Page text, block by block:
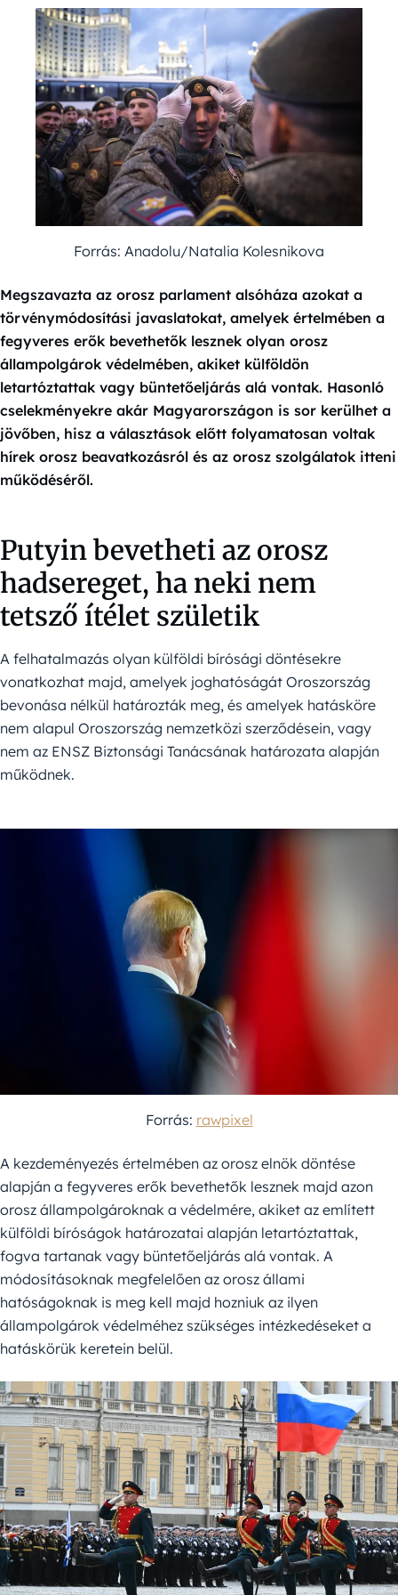
Forrás: Anadolu/Natalia Kolesnikova
Megszavazta az orosz parlament alsóháza azokat a
törvénymódosítási javaslatokat, amelyek értelmében a
fegyveres erők bevethetők lesznek olyan orosz
állampolgárok védelmében, akiket külföldön
letartóztattak vagy büntetőeljárás alá vontak. Hasonló
cselekményekre akár Magyarországon is sor kerülhet a
jövőben, hisz a választások előtt folyamatosan voltak
hírek orosz beavatkozásról és az orosz szolgálatok itteni
működéséről.
Putyin bevetheti az orosz
hadsereget, ha neki nem
tetsző ítélet születik
A felhatalmazás olyan külföldi bírósági döntésekre
vonatkozhat majd, amelyek joghatóságát Oroszország
bevonása nélkül határozták meg, és amelyek hatásköre
nem alapul Oroszország nemzetközi szerződésein, vagy
nem az ENSZ Biztonsági Tanácsának határozata alapján
működnek.
Forrás: rawpixel
A kezdeményezés értelmében az orosz elnök döntése
alapján a fegyveres erők bevethetők lesznek majd azon
orosz állampolgároknak a védelmére, akiket az említett
külföldi bíróságok határozatai alapján letartóztattak,
fogva tartanak vagy büntetőeljárás alá vontak. A
módosításoknak megfelelően az orosz állami
hatóságoknak is meg kell majd hozniuk az ilyen
állampolgárok védelméhez szükséges intézkedéseket a
hatáskörük keretein belül.